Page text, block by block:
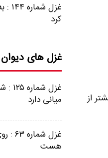
از
کرد
غزل های
میانی دارد
غزل
هست